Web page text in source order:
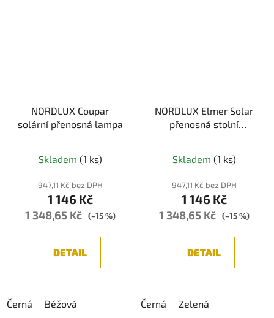
NORDLUX Coupar
solární přenosná lampa
hodnocení
produktu
je
5,0
5
Skladem (1 ks)
947,11 Kč bez DPH
1 146 Kč
1 348,65 Kč (–15 %)
DETAIL
Černá Béžová
NORDLUX Elmer Solar
přenosná stolní
Skladem (1 ks)
947,11 Kč bez DPH
1 146 Kč
1 348,65 Kč (–15 %)
DETAIL
Černá Zelená